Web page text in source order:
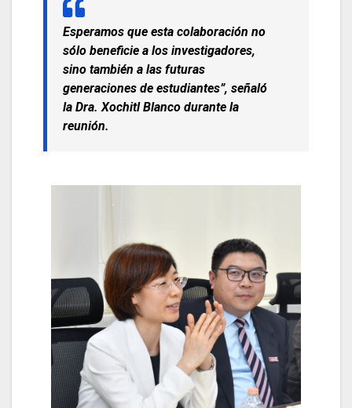
Esperamos que esta colaboración no
sólo beneficie a los investigadores,
sino también a las futuras
generaciones de estudiantes”, señaló
la Dra. Xochitl Blanco durante la
reunión.